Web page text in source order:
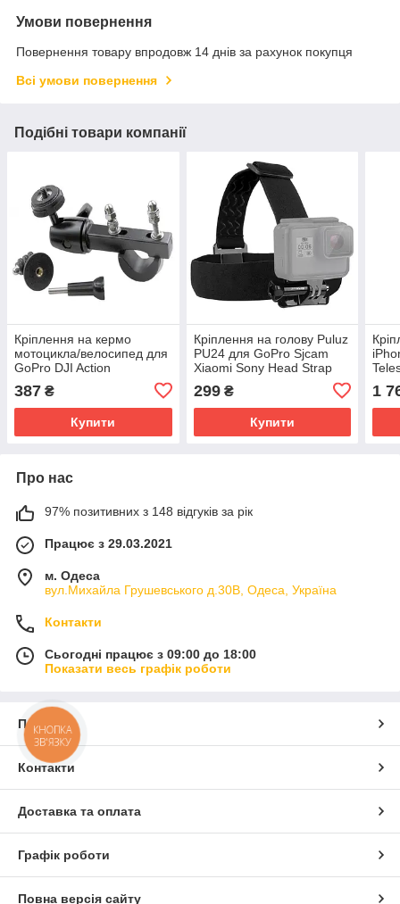
Умови повернення
Повернення товару впродовж 14 днів за рахунок покупця
Всі умови повернення
Подібні товари компанії
Кріплення на кермо
мотоцикла/велосипед для
GoPro DJI Action
387 ₴
Купити
Кріплення на голову Puluz
PU24 для GoPro Sjcam
Xiaomi Sony Head Strap
299₴
Купити
1
Про нас
97% позитивних з 148 відгуків за рік
Працює з 29.03.2021
м. Одеса
вул.Михайла Грушевського д.30В, Одеса, Україна
Контакти
Сьогодні працює з 09:00 до 18:00
Показати весь графік роботи
Про нас
Контакти
Доставка та оплата
Графік роботи
Повна версія сайту
КНОПКА
ЗВ'ЯЗКУ